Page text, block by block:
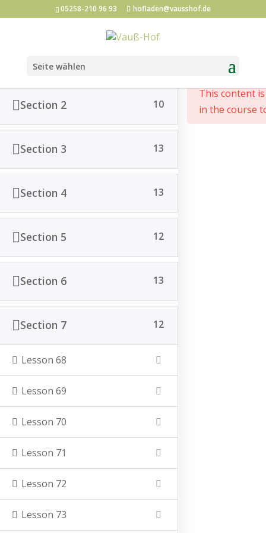
05258-210 96 93 hofladen@vausshof.de
Seite wählen
All Courses
Section 1
Section 2 10
Section 3 13
Section 4 13
Section 5 12
Section 6 13
Section 7 12
Lesson 68
Lesson 69
Lesson 70
Lesson 71
Lesson 72
Lesson 73
This content
in the course
Post vom Hof abonnieren
Vauß-Hof
Hofladen
Lernort Bauernhof (Kinder-Veranstaltungen)
Hof Akademie (Erwachsenenbildung)